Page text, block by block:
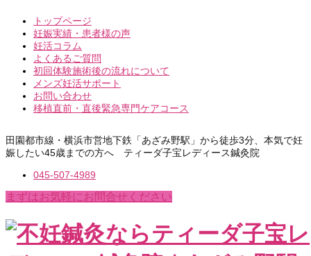
トップページ
妊娠実績・患者様の声
妊活コラム
よくあるご質問
初回体験施術後の流れについて
メンズ妊活サポート
お問い合わせ
移植直前・直後緊急専門ケアコース
田園都市線・横浜市営地下鉄「あざみ野駅」から徒歩3分、本気で妊
娠したい45歳までの方へ ティーダ子宝レディース鍼灸院
045-507-4989
まずはお気軽にお問合せください